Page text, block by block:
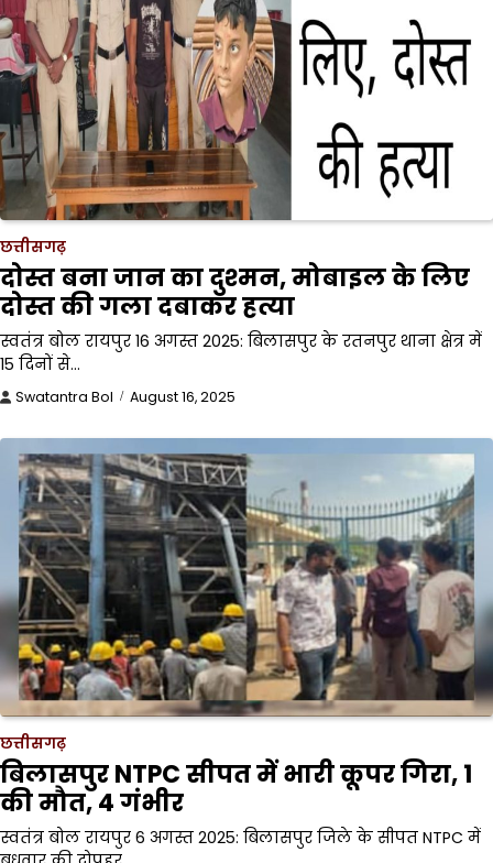
छत्तीसगढ़
दोस्त बना जान का दुश्मन, मोबाइल के लिए
दोस्त की गला दबाकर हत्या
स्वतंत्र बोल रायपुर 16 अगस्त 2025: बिलासपुर के रतनपुर थाना क्षेत्र में
15 दिनों से…
Swatantra Bol August 16, 2025
छत्तीसगढ़
बिलासपुर NTPC सीपत में भारी कूपर गिरा, 1
की मौत, 4 गंभीर
स्वतंत्र बोल रायपुर 6 अगस्त 2025: बिलासपुर जिले के सीपत NTPC में